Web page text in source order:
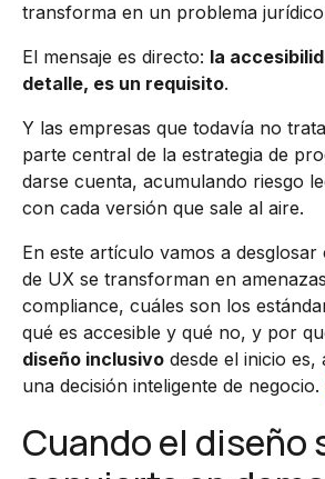
transforma en un problema
El mensaje es directo: la
detalle, es un requisito.
Y las empresas que todavía no
parte central de la estrategia de
darse cuenta, acumulando riesgo
con cada versión que sale al aire.
En este artículo vamos a
de UX se transforman en
compliance, cuáles son los
qué es accesible y qué no, y por
diseño inclusivo desde el inicio es,
una decisión inteligente de negocio.
Cuando el diseño